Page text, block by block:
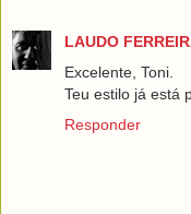
LAUDO
Excelente, Toni.
Teu estilo já está
Responder